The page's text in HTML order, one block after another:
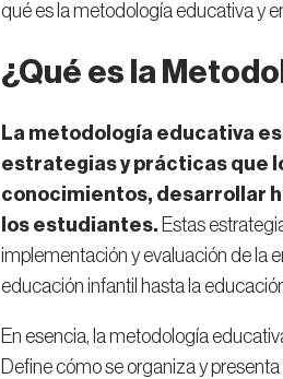
qué es la metodología educativa y
¿Qué es la
La metodología educativa
estrategias y prácticas que
conocimientos, desarrollar
los estudiantes. Estas
implementación y evaluación de la
educación infantil hasta la
En esencia, la metodología
Define cómo se organiza y